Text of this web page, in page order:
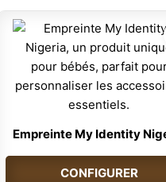
Empreinte My Identity
CONFIGURER